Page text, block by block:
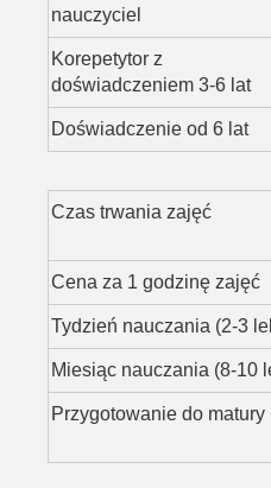
nauczyciel
Korepetytor z
doświadczeniem 3-6 lat
Doświadczenie od 6 lat
Czas trwania zajęć
Cena za 1 godzinę zajęć
Tydzień nauczania (2-3
Miesiąc nauczania (8-10
Przygotowanie do